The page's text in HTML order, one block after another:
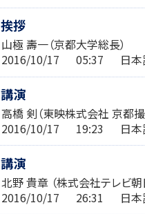
挨拶
山極 壽一（京都大学総長）
2016/10/17 05:37 日本
講演
高橋 剣（東映株式会社 京都
2016/10/17 19:23 日本
講演
北野 貴章 （株式会社テレビ朝
2016/10/17 26:31 日本